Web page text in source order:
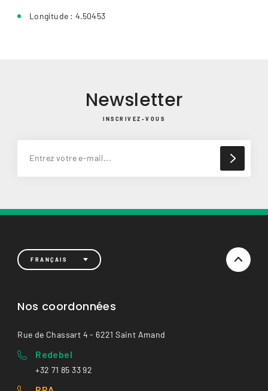
Longitude : 4.50453
Newsletter
INSCRIVEZ-VOUS
FRANÇAIS
Nos coordonnées
Rue de Chassart 4 - 6221 Saint Amand
Redebel
+32 71 85 33 92